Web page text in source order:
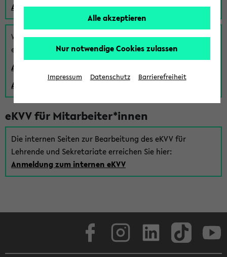
Anmeldung zum eKVV der Studierenden
Wenn Sie (noch) kein Uni Login haben, können Sie das
eKVV auch über einen Gastzugang verwenden:
Anmeldung über einen vorhandenen Gastzugang
Anlegen eines neuen Gastzugangs
eKVV für Mitarbeiter*innen
Die internen Seiten zur Bearbeitung des eKVV für
Lehrende und Sekretariate erreichen Sie hier:
Anmeldung zum internen eKVV
Alle akzeptieren
Nur notwendige Cookies zulassen
Impressum Datenschutz Barrierefreiheit